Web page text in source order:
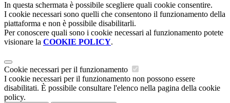
In questa schermata è possibile scegliere quali cookie consentire.
I cookie necessari sono quelli che consentono il funzionamento della
piattaforma e non è possibile disabilitarli.
Per conoscere quali sono i cookie necessari al funzionamento potete
visionare la COOKIE POLICY.
Cookie necessari per il funzionamento
I cookie necessari per il funzionamento non possono essere
disabilitati. È possibile consultare l'elenco nella pagina della cookie
policy.